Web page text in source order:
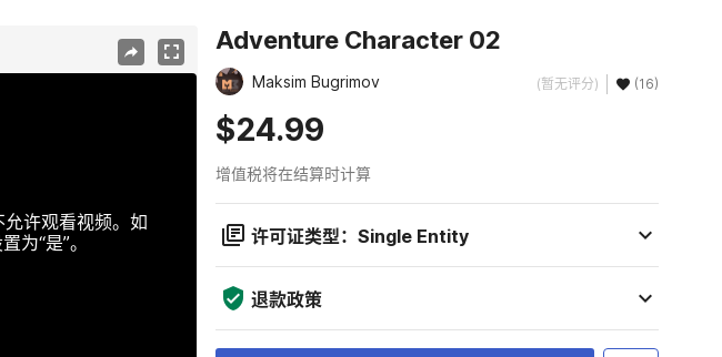
许观看视频。如
为“是”。
Adventure Character 02
Maksim Bugrimov (暂无评分) (16)
$24.99
增值税将在结算时计算
许可证类型：Single Entity
退款政策